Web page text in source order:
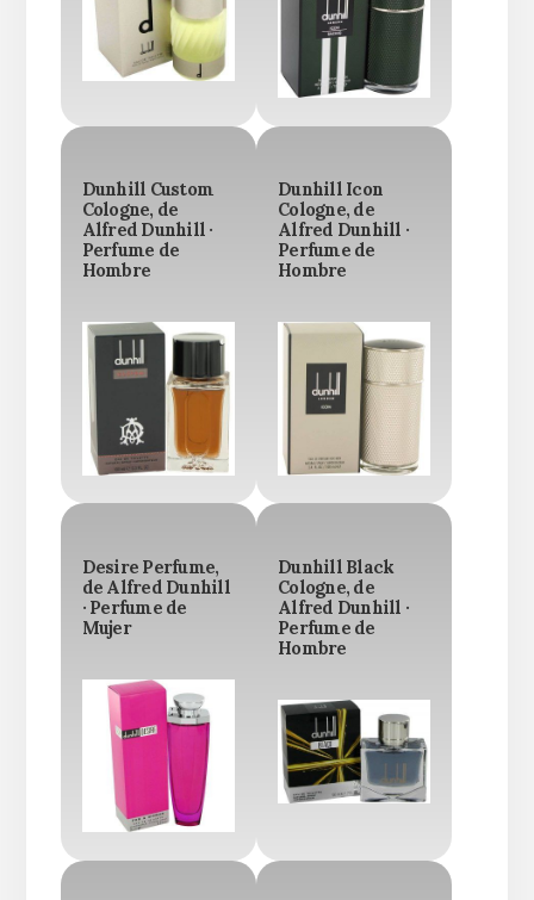
Dunhill Custom
Cologne, de
Alfred Dunhill ·
Perfume de
Hombre
Dunhill Icon
Cologne, de
Alfred Dunhill ·
Perfume de
Hombre
Desire Perfume,
de Alfred Dunhill
· Perfume de
Mujer
Dunhill Black
Cologne, de
Alfred Dunhill ·
Perfume de
Hombre